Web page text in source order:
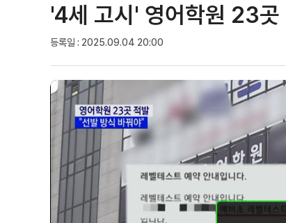
'4세 고시' 영어학원 23곳
등록일 : 2025.09.04 20:00